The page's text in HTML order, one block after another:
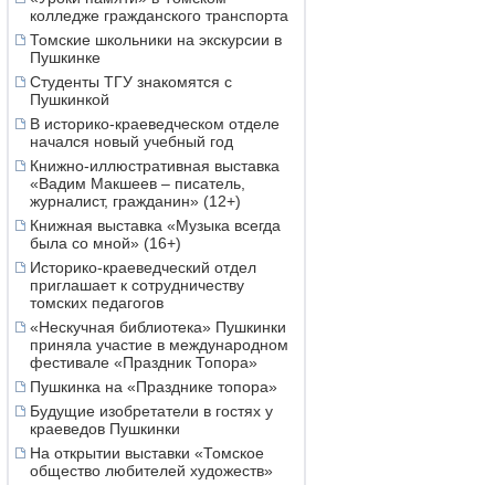
колледже гражданского транспорта
Томские школьники на экскурсии в
Пушкинке
Студенты ТГУ знакомятся с
Пушкинкой
В историко-краеведческом отделе
начался новый учебный год
Книжно-иллюстративная выставка
«Вадим Макшеев – писатель,
журналист, гражданин» (12+)
Книжная выставка «Музыка всегда
была со мной» (16+)
Историко-краеведческий отдел
приглашает к сотрудничеству
томских педагогов
«Нескучная библиотека» Пушкинки
приняла участие в международном
фестивале «Праздник Топора»
Пушкинка на «Празднике топора»
Будущие изобретатели в гостях у
краеведов Пушкинки
На открытии выставки «Томское
общество любителей художеств»